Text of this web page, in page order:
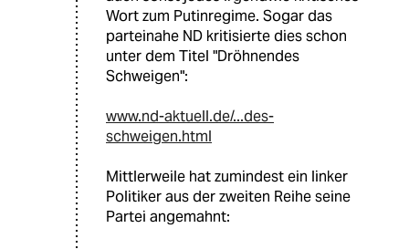
Wort zum Putinregime. Sogar das
parteinahe ND kritisierte dies schon
unter dem Titel "Dröhnendes
Schweigen":
www.nd-aktuell.de/...des-
schweigen.html
Mittlerweile hat zumindest ein linker
Politiker aus der zweiten Reihe seine
Partei angemahnt: